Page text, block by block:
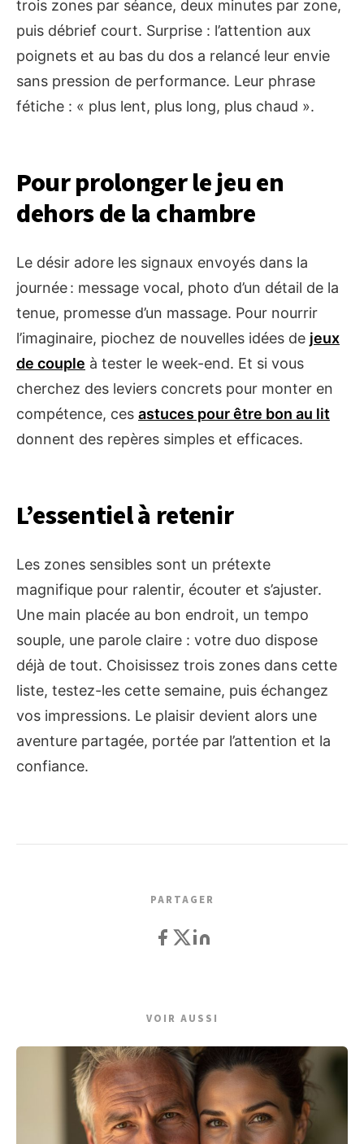
trois zones par séance, deux minutes par zone,
puis débrief court. Surprise : l’attention aux
poignets et au bas du dos a relancé leur envie
sans pression de performance. Leur phrase
fétiche : « plus lent, plus long, plus chaud ».
Pour prolonger le jeu en
dehors de la chambre
Le désir adore les signaux envoyés dans la
journée : message vocal, photo d’un détail de la
tenue, promesse d’un massage. Pour nourrir
l’imaginaire, piochez de nouvelles idées de jeux
de couple à tester le week-end. Et si vous
cherchez des leviers concrets pour monter en
compétence, ces astuces pour être bon au lit
donnent des repères simples et efficaces.
L’essentiel à retenir
Les zones sensibles sont un prétexte
magnifique pour ralentir, écouter et s’ajuster.
Une main placée au bon endroit, un tempo
souple, une parole claire : votre duo dispose
déjà de tout. Choisissez trois zones dans cette
liste, testez-les cette semaine, puis échangez
vos impressions. Le plaisir devient alors une
aventure partagée, portée par l’attention et la
confiance.
PARTAGER
VOIR AUSSI